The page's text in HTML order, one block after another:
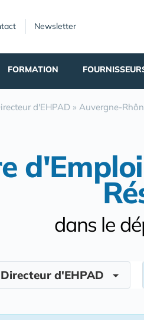
Newsletter
FORMATION
d'EHPAD » Auvergne-
dans le
Directeur d'EHPAD